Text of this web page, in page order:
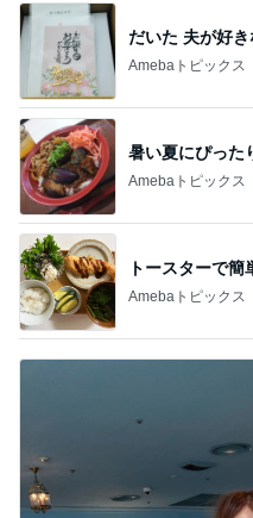
だいた 夫が好
Amebaトピックス
暑い夏にぴった
Amebaトピックス
トースターで簡
Amebaトピックス